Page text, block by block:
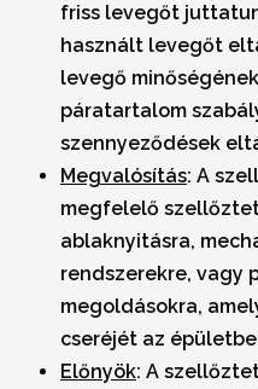
friss levegőt
használt levegőt
levegő
páratartalom
szennyeződések
Megvalósítás: A
megfelelő
ablaknyitásra,
rendszerekre, vagy
megoldásokra,
cseréjét az
Előnyök: A